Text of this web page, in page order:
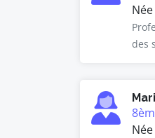
des